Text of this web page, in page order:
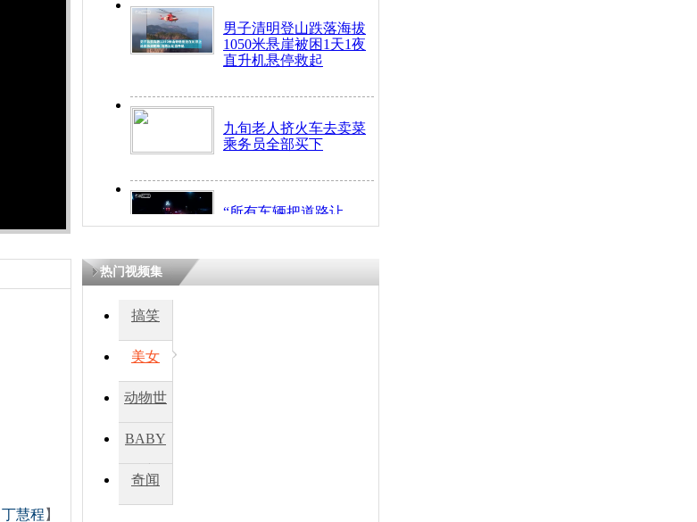
男子清明登山跌落海拔
1050米悬崖被困1天1夜
直升机悬停救起
九旬老人挤火车去卖菜
乘务员全部买下
“所有车辆把道路让
开！”儿童突发疾病交
丁慧程 】
热门视频集
搞笑
美女
动物世
BABY
秀
奇闻